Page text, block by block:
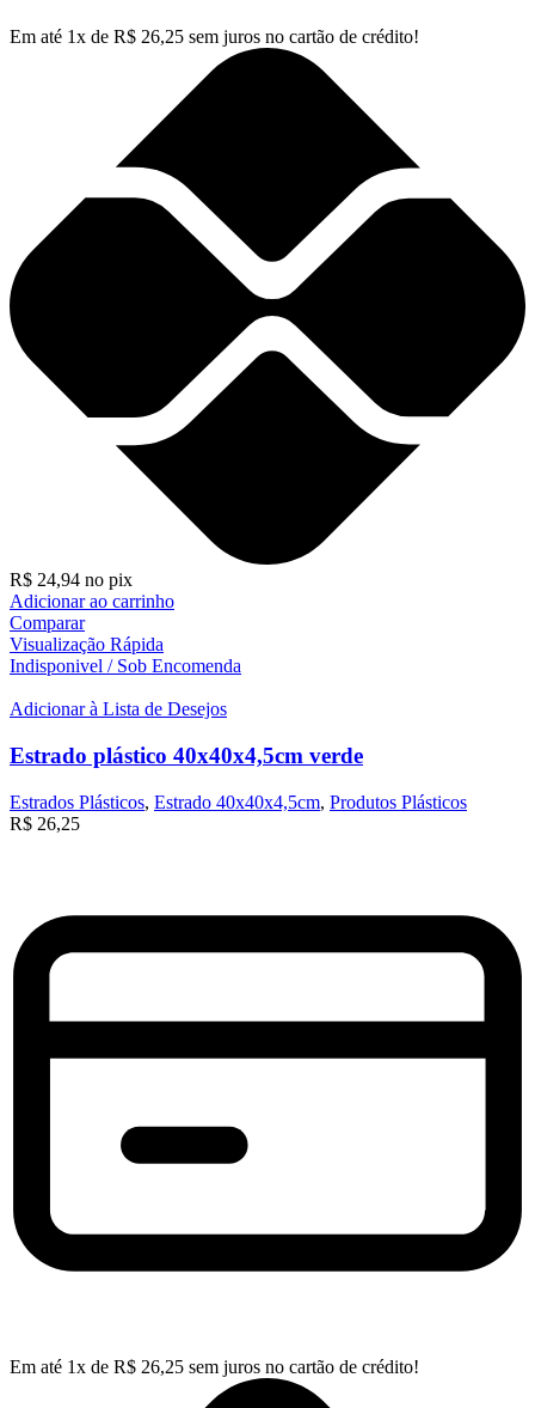
Em até 1x de R$ 26,25 sem juros no cartão de crédito!
R$ 24,94 no pix
Adicionar ao carrinho
Comparar
Visualização Rápida
Indisponivel / Sob Encomenda
Adicionar à Lista de Desejos
Estrado plástico 40x40x4,5cm verde
Estrados Plásticos, Estrado 40x40x4,5cm, Produtos Plásticos
R$ 26,25
Em até 1x de R$ 26,25 sem juros no cartão de crédito!